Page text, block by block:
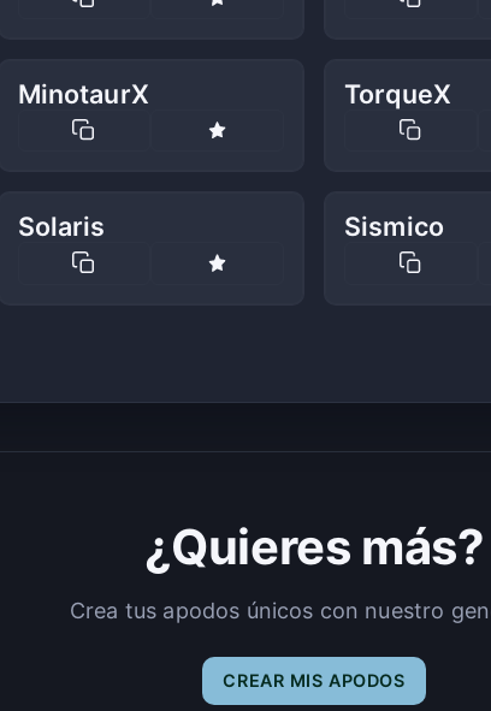
MinotaurX TorqueX
Solaris Sismico
¿Quieres más?
Crea tus apodos únicos con nuestro
CREAR MIS APODOS